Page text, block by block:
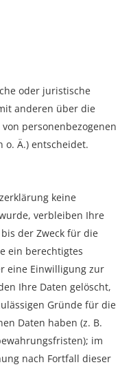
oder juristische
anderen über die
personenbezogenen
o. Ä.) entscheidet.
keine
verbleiben Ihre
der Zweck für die
ein berechtigtes
eine Einwilligung zur
Ihre Daten gelöscht,
Gründe für die
Daten haben (z. B.
im
nach Fortfall dieser